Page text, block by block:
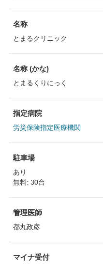
名称
とまるクリニック
名称 (かな)
とまるくりにっく
指定病院
労災保険指定医療機関
駐車場
あり
無料: 30台
管理医師
都丸政彦
マイナ受付